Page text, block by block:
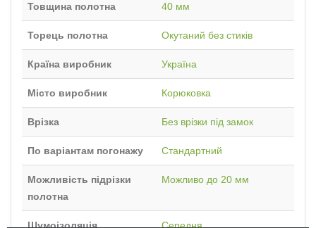
Товщина полотна 40 мм
Торець полотна Окутаний без стиків
Країна виробник Україна
Місто виробник Корюковка
Врізка Без врізки під замок
По варіантам погонажу Стандартний
Можливість підрізки
полотна
Можливо до 20 мм
Шумоізоляція Середня